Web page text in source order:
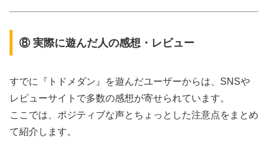
⑧ 実際に遊んだ人の感想・レビュー
すでに『トドメダン』を遊んだユーザーからは、SNSや
レビューサイトで多数の感想が寄せられています。
ここでは、ポジティブな声とちょっとした注意点をまとめ
て紹介します。